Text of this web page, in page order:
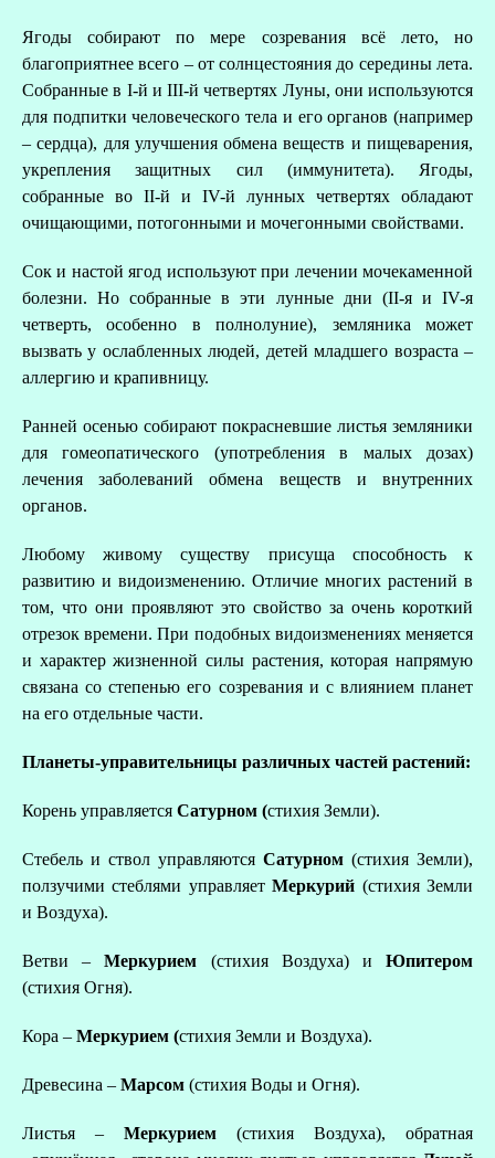
Ягоды собирают по мере созревания всё лето, но
благоприятнее всего – от солнцестояния до середины лета.
Собранные в I-й и III-й четвертях Луны, они используются
для подпитки человеческого тела и его органов (например
– сердца), для улучшения обмена веществ и пищеварения,
укрепления защитных сил (иммунитета). Ягоды,
собранные во II-й и IV-й лунных четвертях обладают
очищающими, потогонными и мочегонными свойствами.
Сок и настой ягод используют при лечении мочекаменной
болезни. Но собранные в эти лунные дни (II-я и IV-я
четверть, особенно в полнолуние), земляника может
вызвать у ослабленных людей, детей младшего возраста –
аллергию и крапивницу.
Ранней осенью собирают покрасневшие листья земляники
для гомеопатического (употребления в малых дозах)
лечения заболеваний обмена веществ и внутренних
органов.
Любому живому существу присуща способность к
развитию и видоизменению. Отличие многих растений в
том, что они проявляют это свойство за очень короткий
отрезок времени. При подобных видоизменениях меняется
и характер жизненной силы растения, которая напрямую
связана со степенью его созревания и с влиянием планет
на его отдельные части.
Планеты-управительницы различных частей растений:
Корень управляется Сатурном (стихия Земли).
Стебель и ствол управляются Сатурном (стихия Земли),
ползучими стеблями управляетМеркурий (стихия Земли
и Воздуха).
Ветви – Меркурием (стихия Воздуха) иЮпитером
(стихия Огня).
Кора – Меркурием (стихия Земли и Воздуха).
Древесина – Марсом (стихия Воды и Огня).
Листья – Меркурием (стихия Воздуха), обратная